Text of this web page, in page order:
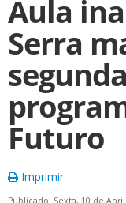
Aula
Serra
Futuro
Imprimir
Publicado: Sexta, 10 de